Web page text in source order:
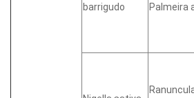
barrigudo Palmeira